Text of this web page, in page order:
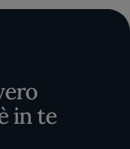
in te